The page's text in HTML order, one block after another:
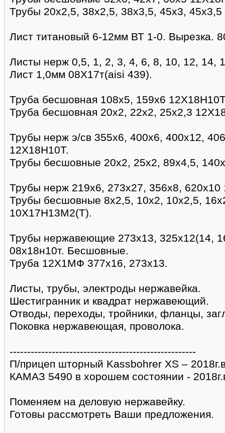
Трубы 20х2,5, 38х2,5, 38х3,5, 45х3, 45х3,5
Лист титановый 6-12мм ВТ 1-0. Вырезка.
Листы нерж 0,5, 1, 2, 3, 4, 6, 8, 10, 12, 14,
Лист 1,0мм 08Х17т(aisi 439).
Труба бесшовная 108х5, 159х6
Труба бесшовная 20х2, 22х2, 25х2,3
Трубы нерж э/св 355х6, 400х6, 400х12,
12Х18Н10Т.
Трубы бесшовные 20х2, 25х2, 89х4,5,
Трубы нерж 219х6, 273х27, 356х8,
Трубы бесшовные 8х2,5, 10х2, 10х2,5,
10Х17Н13М2(Т).
Трубы нержавеющие 273х13, 325х12(14,
08х18н10т. Бесшовные.
Труба 12Х1МФ 377х16, 273х13.
Листы, трубы, электроды нержавейка.
Шестигранник и квадрат нержавеющий.
Отводы, переходы, тройники, фланцы,
Поковка нержавеющая, проволока.
-----------------------------------------------------
П/прицеп шторный Kassbohrer XS –
КАМАЗ 5490 в хорошем состоянии -
Поменяем на деловую нержавейку.
Готовы рассмотреть Ваши предложения.